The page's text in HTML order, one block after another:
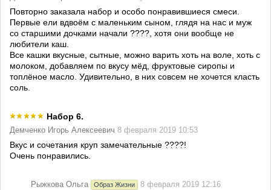
Повторно заказала набор и особо понравившиеся смеси.
Первые ели вдвоём с маленьким сыном, глядя на нас и муж
со старшими дочками начали ????, хотя они вообще не
любители каш.
Все кашки вкусные, сытные, можно варить хоть на воле, хоть с
молоком, добавляем по вкусу мёд, фруктовые сиропы и
топлёное масло. Удивительно, в них совсем не хочется класть
соль.
Набор 6.
Демченко Игорь Алексеевич 8 февраля 2019 10:53
Вкус и сочетания круп замечательные ????!
Очень понравились.
Рыжкова Ольга Образ Жизни 8 февраля 2019 12:16